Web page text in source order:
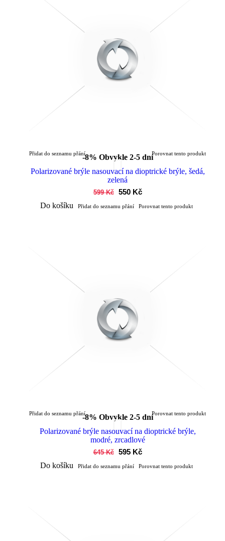
-8% Obvykle 2-5 dní
Přidat do seznamu přání Porovnat tento produkt
Polarizované brýle nasouvací na dioptrické brýle, šedá,
zelená
599 Kč
550 Kč
Do košíku
Přidat do seznamu přání Porovnat tento produkt
-8% Obvykle 2-5 dní
Přidat do seznamu přání Porovnat tento produkt
Polarizované brýle nasouvací na dioptrické brýle,
modré, zrcadlové
645 Kč
595 Kč
Do košíku
Přidat do seznamu přání Porovnat tento produkt